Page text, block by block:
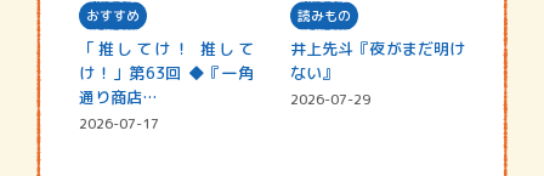
おすすめ
「推してけ！ 推して
け！」第63回 ◆『一角
通り商店…
2026-07-17
読みもの
井上先斗『夜がまだ明け
ない』
2026-07-29